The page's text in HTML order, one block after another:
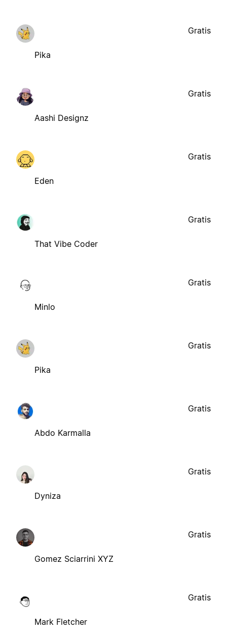
Pika
Gratis
Aashi Designz
Gratis
Eden
Gratis
That Vibe Coder
Gratis
Minlo
Gratis
Pika
Gratis
Abdo Karmalla
Gratis
Dyniza
Gratis
Gomez Sciarrini XYZ
Gratis
Mark Fletcher
Gratis